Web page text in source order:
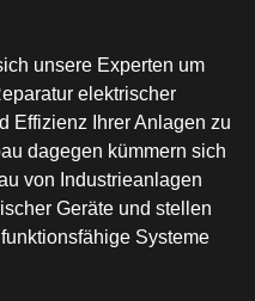
unsere Experten um
elektrischer
Effizienz Ihrer Anlagen zu
dagegen kümmern sich
von Industrieanlagen
Geräte und stellen
Systeme